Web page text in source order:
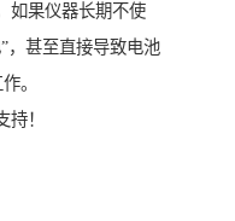
如果仪器长期不使
，甚至直接导致电池
。
！